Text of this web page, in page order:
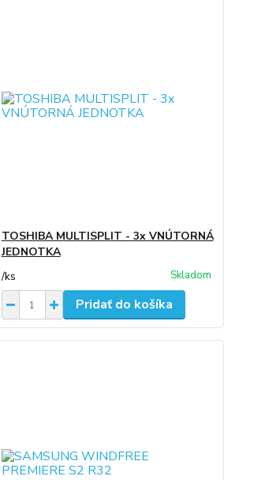
TOSHIBA MULTISPLIT - 3x VNÚTORNÁ
JEDNOTKA
/ks Skladom
Pridať do košíka